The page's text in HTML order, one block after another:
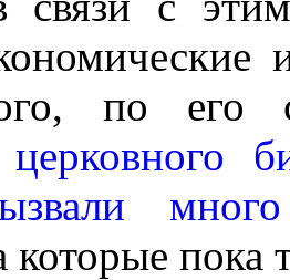
по его
которые пока